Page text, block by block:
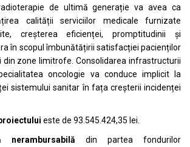
de ultimă generație va avea ca
calității serviciilor medicale furnizate
creșterea eficienței, promptitudinii și
în scopul îmbunătățirii satisfacției pacienților
din zone limitrofe. Consolidarea infrastructurii
oncologie va conduce implicit la
sistemului sanitar în fața creșterii incidenței
este de 93.545.424,35 lei.
nerambursabilă din partea fondurilor